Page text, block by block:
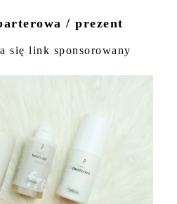
/ prezent
się link sponsorowany